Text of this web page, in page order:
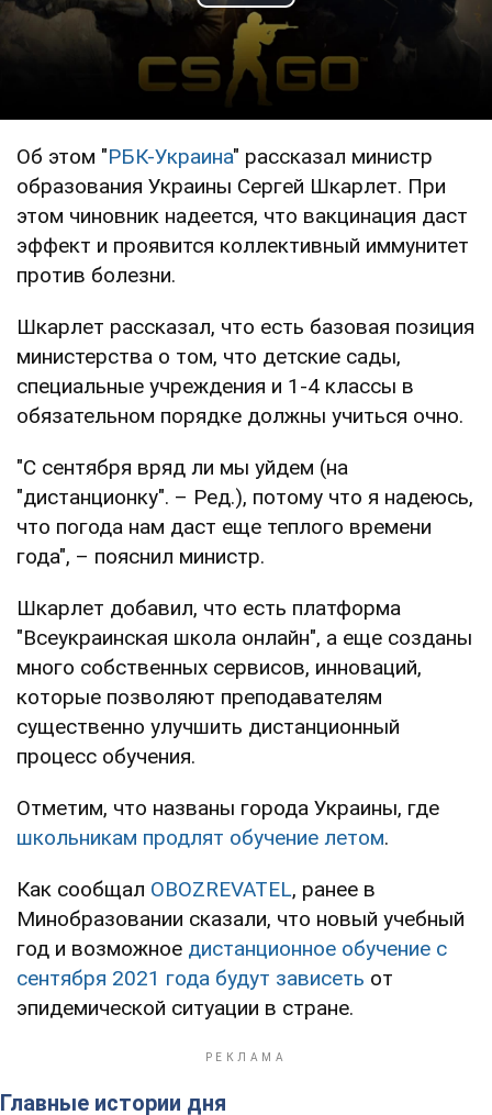
Об этом "РБК-Украина" рассказал министр
образования Украины Сергей Шкарлет. При
этом чиновник надеется, что вакцинация даст
эффект и проявится коллективный иммунитет
против болезни.
Шкарлет рассказал, что есть базовая позиция
министерства о том, что детские сады,
специальные учреждения и 1-4 классы в
обязательном порядке должны учиться очно.
"С сентября вряд ли мы уйдем (на
"дистанционку". – Ред.), потому что я надеюсь,
что погода нам даст еще теплого времени
года", – пояснил министр.
Шкарлет добавил, что есть платформа
"Всеукраинская школа онлайн", а еще созданы
много собственных сервисов, инноваций,
которые позволяют преподавателям
существенно улучшить дистанционный
процесс обучения.
Отметим, что названы города Украины, где
школьникам продлят обучение летом.
Как сообщал OBOZREVATEL, ранее в
Минобразовании сказали, что новый учебный
год и возможное дистанционное обучение с
сентября 2021 года будут зависеть от
эпидемической ситуации в стране.
Главные истории дня